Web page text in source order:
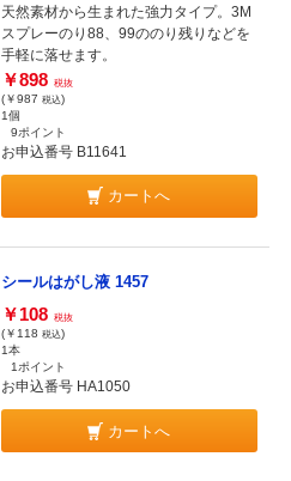
天然素材から生まれた強力タイプ。3M
スプレーのり88、99ののり残りなどを
手軽に落せます。
￥898 税抜
(￥987 税込)
1個
9ポイント
お申込番号 B11641
カートへ
シールはがし液 1457
￥108 税抜
(￥118 税込)
1本
1ポイント
お申込番号 HA1050
カートへ